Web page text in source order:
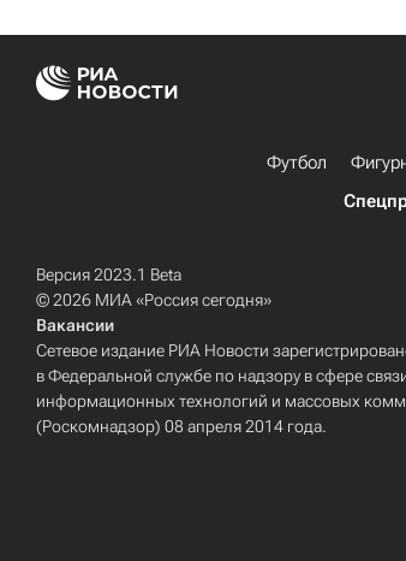
Футбол
Версия 2023.1 Beta
© 2026 МИА «Россия сегодня»
Вакансии
Сетевое издание РИА Новости
в Федеральной службе по надзору в сфере
информационных технологий и массовых
(Роскомнадзор) 08 апреля 2014 года.